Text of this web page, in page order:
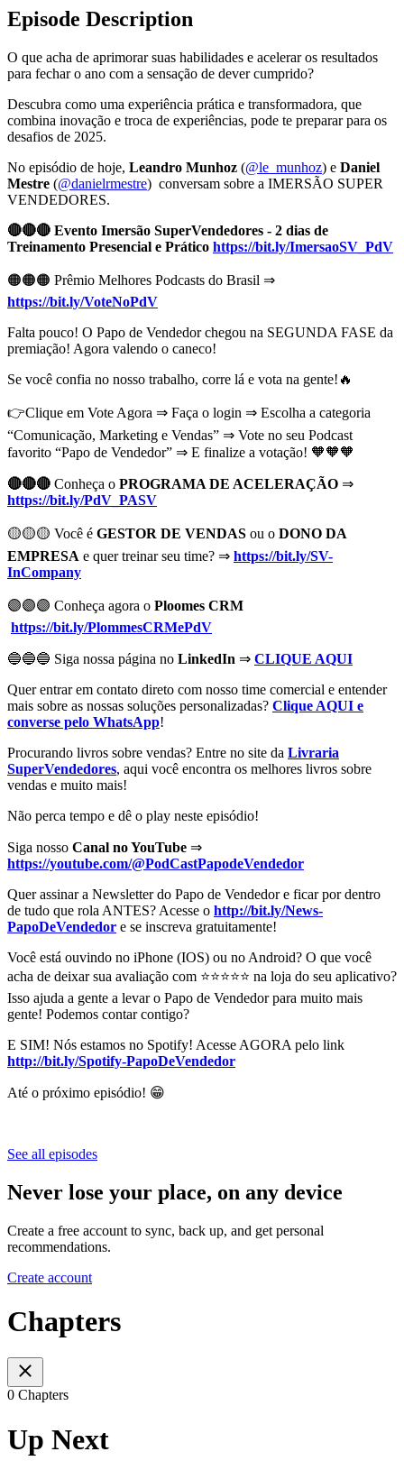
Episode Description
O que acha de aprimorar suas habilidades e acelerar os resultados
para fechar o ano com a sensação de dever cumprido?
Descubra como uma experiência prática e transformadora, que
combina inovação e troca de experiências, pode te preparar para os
desafios de 2025.
No episódio de hoje, Leandro Munhoz (@le_munhoz) e Daniel
Mestre (@danielrmestre) conversam sobre a IMERSÃO SUPER
VENDEDORES.
🔴🔴🔴 Evento Imersão SuperVendedores - 2 dias de
Treinamento Presencial e Prático https://bit.ly/ImersaoSV_PdV
🟠🟠🟠 Prêmio Melhores Podcasts do Brasil ⇒
https://bit.ly/VoteNoPdV
Falta pouco! O Papo de Vendedor chegou na SEGUNDA FASE da
premiação! Agora valendo o caneco!
Se você confia no nosso trabalho, corre lá e vota na gente!🔥
👉Clique em Vote Agora ⇒ Faça o login ⇒ Escolha a categoria
“Comunicação, Marketing e Vendas” ⇒ Vote no seu Podcast
favorito “Papo de Vendedor” ⇒ E finalize a votação! 🧡🧡🧡
🔴🔴🔴 Conheça o PROGRAMA DE ACELERAÇÃO ⇒
https://bit.ly/PdV_PASV
🟡🟡🟡 Você é GESTOR DE VENDAS ou o DONO DA
EMPRESA e quer treinar seu time? ⇒ https://bit.ly/SV-
InCompany
🟣🟣🟣 Conheça agora o Ploomes CRM
https://bit.ly/PlommesCRMePdV
🔵🔵🔵 Siga nossa página no LinkedIn ⇒ CLIQUE AQUI
Quer entrar em contato direto com nosso time comercial e entender
mais sobre as nossas soluções personalizadas? Clique AQUI e
converse pelo WhatsApp!
Procurando livros sobre vendas? Entre no site da Livraria
SuperVendedores, aqui você encontra os melhores livros sobre
vendas e muito mais!
Não perca tempo e dê o play neste episódio!
Siga nosso Canal no YouTube ⇒
https://youtube.com/@PodCastPapodeVendedor
Quer assinar a Newsletter do Papo de Vendedor e ficar por dentro
de tudo que rola ANTES? Acesse o http://bit.ly/News-
PapoDeVendedor e se inscreva gratuitamente!
Você está ouvindo no iPhone (IOS) ou no Android? O que você
acha de deixar sua avaliação com ⭐⭐⭐⭐⭐ na loja do seu aplicativo?
Isso ajuda a gente a levar o Papo de Vendedor para muito mais
gente! Podemos contar contigo?
E SIM! Nós estamos no Spotify! Acesse AGORA pelo link
http://bit.ly/Spotify-PapoDeVendedor
Até o próximo episódio! 😁
See all episodes
Never lose your place, on any device
Create a free account to sync, back up, and get personal
recommendations.
Create account
Chapters
0 Chapters
Up Next